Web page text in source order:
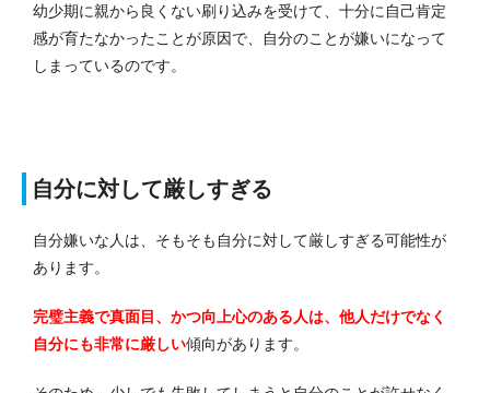
幼少期に親から良くない刷り込みを受けて、十分に自己肯定
感が育たなかったことが原因で、自分のことが嫌いになって
しまっているのです。
自分に対して厳しすぎる
自分嫌いな人は、そもそも自分に対して厳しすぎる可能性が
あります。
完璧主義で真面目、かつ向上心のある人は、他人だけでなく
自分にも非常に厳しい傾向があります。